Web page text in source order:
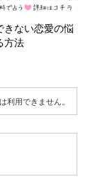
きない恋愛の悩
方法
利用できません。